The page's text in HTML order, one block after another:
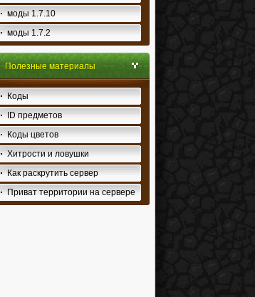
моды 1.7.10
моды 1.7.2
Полезные материалы
Коды
ID предметов
Коды цветов
Хитрости и ловушки
Как раскрутить сервер
Приват территории на сервере